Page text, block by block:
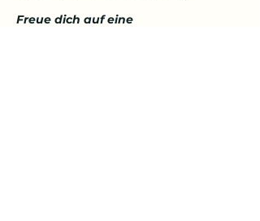
Freue dich auf eine